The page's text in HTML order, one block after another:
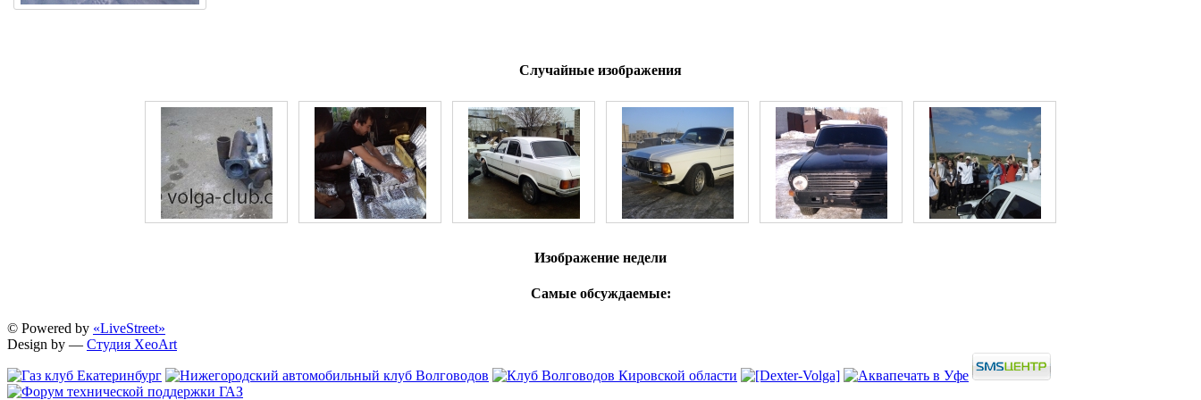
Случайные изображения
Изображение недели
Самые обсуждаемые:
© Powered by «LiveStreet»
Design by — Студия XeoArt